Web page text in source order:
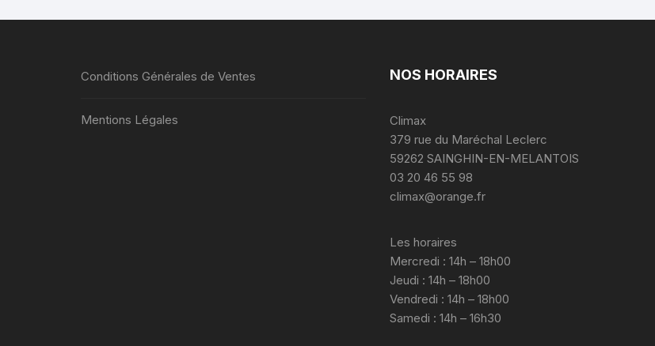
Conditions Générales de Ventes
Mentions Légales
NOS HORAIRES
Climax
379 rue du Maréchal Leclerc
59262 SAINGHIN-EN-MELANTOIS
03 20 46 55 98
climax@orange.fr
Les horaires
Mercredi : 14h – 18h00
Jeudi : 14h – 18h00
Vendredi : 14h – 18h00
Samedi : 14h – 16h30